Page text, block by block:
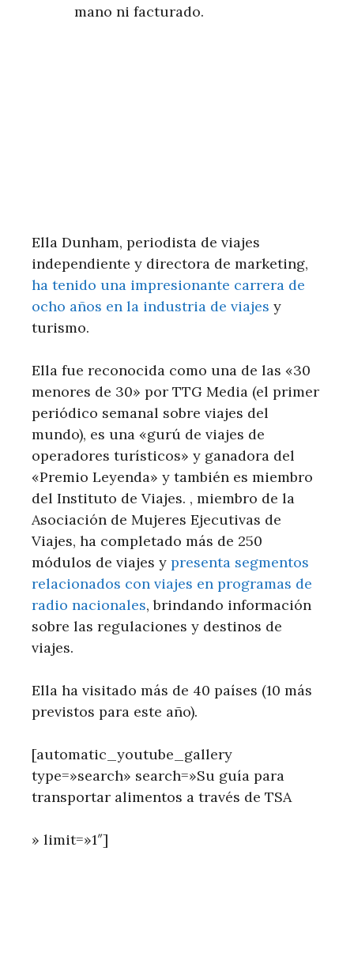
mano ni facturado.
Ella Dunham, periodista de viajes
independiente y directora de marketing,
ha tenido una impresionante carrera de
ocho años en la industria de viajes y
turismo.
Ella fue reconocida como una de las «30
menores de 30» por TTG Media (el primer
periódico semanal sobre viajes del
mundo), es una «gurú de viajes de
operadores turísticos» y ganadora del
«Premio Leyenda» y también es miembro
del Instituto de Viajes. , miembro de la
Asociación de Mujeres Ejecutivas de
Viajes, ha completado más de 250
módulos de viajes y presenta segmentos
relacionados con viajes en programas de
radio nacionales, brindando información
sobre las regulaciones y destinos de
viajes.
Ella ha visitado más de 40 países (10 más
previstos para este año).
[automatic_youtube_gallery
type=»search» search=»Su guía para
transportar alimentos a través de TSA
» limit=»1″]